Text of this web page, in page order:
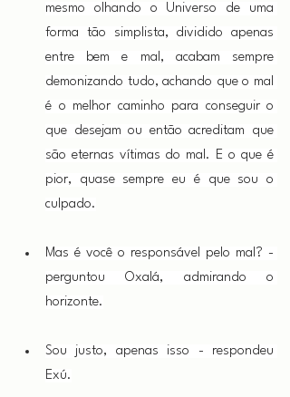
mesmo olhando o Universo de uma
forma tão simplista, dividido apenas
entre bem e mal, acabam sempre
demonizando tudo, achando que o mal
é o melhor caminho para conseguir o
que desejam ou então acreditam que
são eternas vítimas do mal. E o que é
pior, quase sempre eu é que sou o
culpado.
Mas é você o responsável pelo mal? -
perguntou Oxalá, admirando o
horizonte.
Sou justo, apenas isso - respondeu
Exú.